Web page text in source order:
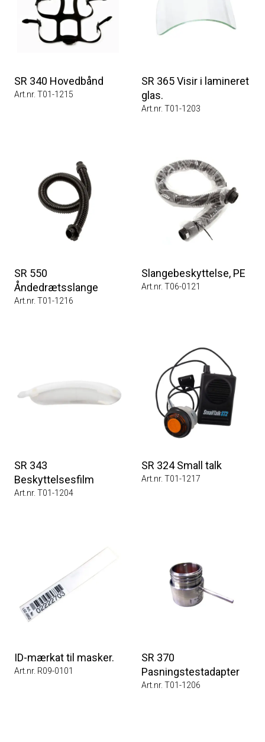
SR 340 Hovedbånd
Art.nr. T01-1215
SR 365 Visir i lamineret
glas.
Art.nr. T01-1203
SR 550
Åndedrætsslange
Art.nr. T01-1216
Slangebeskyttelse, PE
Art.nr. T06-0121
SR 343
Beskyttelsesfilm
Art.nr. T01-1204
SR 324 Small talk
Art.nr. T01-1217
ID-mærkat til masker.
Art.nr. R09-0101
SR 370
Pasningstestadapter
Art.nr. T01-1206